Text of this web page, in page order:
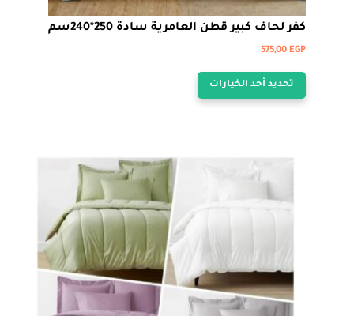
كفر لحاف كبير قطن العامرية سادة 250*240سم
575,00EGP
تحديد أحد الخيارات
هناك
المنتج.
يمكن
اختيار
الخيارات
على
صفحة